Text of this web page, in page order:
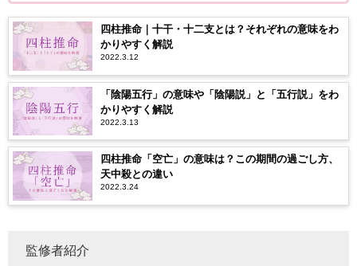
四柱推命｜十干・十二支とは？それぞれの意味をわ
かりやすく解説
2022.3.12
「陰陽五行」の意味や「陰陽説」と「五行説」をわ
かりやすく解説
2022.3.13
四柱推命「空亡」の意味は？この期間の過ごし方、
天中殺との違い
2022.3.24
監修者紹介